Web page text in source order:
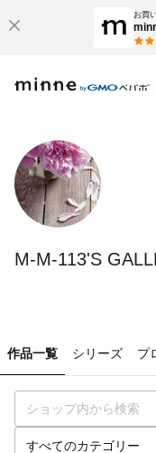
お買
M-M-113'S
作品一覧 シリーズ プ